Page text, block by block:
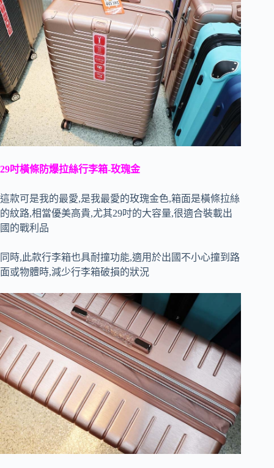
29吋橫條防爆拉絲行李箱-玫瑰金
這款可是我的最愛,是我最愛的玫瑰金色,箱面是橫條拉絲
的紋路,相當優美高貴,尤其29吋的大容量,很適合裝載出
國的戰利品
同時,此款行李箱也具耐撞功能,適用於出國不小心撞到路
面或物體時,減少行李箱破損的狀況